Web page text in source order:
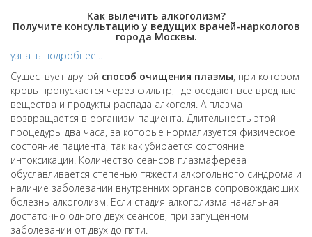
Как вылечить алкоголизм?
Получите консультацию у ведущих врачей-наркологов
города Москвы.
узнать подробнее...
Существует другой способ очищения плазмы, при котором
кровь пропускается через фильтр, где оседают все вредные
вещества и продукты распада алкоголя. А плазма
возвращается в организм пациента. Длительность этой
процедуры два часа, за которые нормализуется физическое
состояние пациента, так как убирается состояние
интоксикации. Количество сеансов плазмафереза
обуславливается степенью тяжести алкогольного синдрома и
наличие заболеваний внутренних органов сопровождающих
болезнь алкоголизм. Если стадия алкоголизма начальная
достаточно одного двух сеансов, при запущенном
заболевании от двух до пяти.